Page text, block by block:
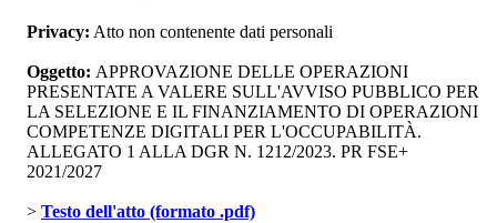
Privacy: Atto non contenente dati personali
Oggetto: APPROVAZIONE DELLE OPERAZIONI
PRESENTATE A VALERE SULL'AVVISO PUBBLICO PER
LA SELEZIONE E IL FINANZIAMENTO DI OPERAZIONI
COMPETENZE DIGITALI PER L'OCCUPABILITÀ.
ALLEGATO 1 ALLA DGR N. 1212/2023. PR FSE+
2021/2027
> Testo dell'atto (formato .pdf)